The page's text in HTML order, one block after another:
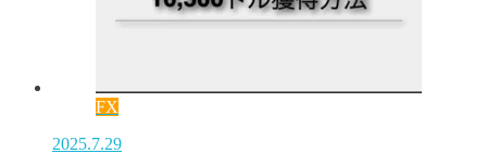
FX
2025.7.29